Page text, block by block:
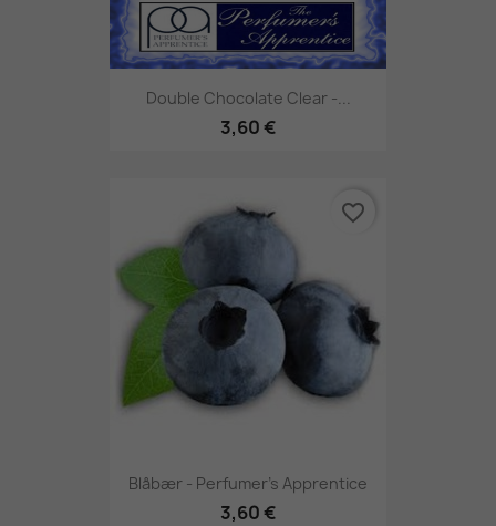
Double Chocolate Clear -...
3,60 €
Blåbær - Perfumer's Apprentice
3,60 €
favorite_border